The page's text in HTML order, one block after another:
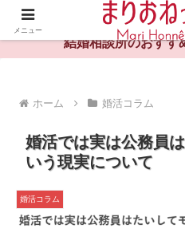
婚活や出会いの体験談・評
結婚相談所のおすす
ホーム 婚活コラム
婚活では実は公務員
いう現実について
婚活コラム
メニュー